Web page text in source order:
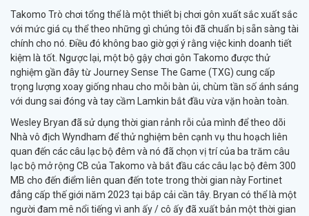
Takomo Trò chơi tổng thể là một thiết bị chơi gôn xuất sắc xuất sắc
với mức giá cụ thể theo những gì chúng tôi đã chuẩn bị sẵn sàng tài
chính cho nó. Điều đó không bao giờ gợi ý rằng việc kinh doanh tiết
kiệm là tốt. Ngược lại, một bộ gậy chơi gôn Takomo được thử
nghiệm gần đây từ Journey Sense The Game (TXG) cung cấp
trọng lượng xoay giống nhau cho mỗi bàn ủi, chùm tần số ánh sáng
với dung sai đóng và tay cầm Lamkin bắt đầu vừa vặn hoàn toàn.
Wesley Bryan đã sử dụng thời gian rảnh rỗi của mình để theo dõi
Nhà vô địch Wyndham để thử nghiệm bên cạnh vụ thu hoạch liên
quan đến các câu lạc bộ đêm và nó đã chọn vị trí của ba trăm câu
lạc bộ mở rộng CB của Takomo và bắt đầu các câu lạc bộ đêm 300
MB cho đến điểm liên quan đến tote trong thời gian này Fortinet
đẳng cấp thế giới năm 2023 tại bắp cải cần tây. Bryan có thể là một
người đam mê nổi tiếng vì anh ấy / cô ấy đã xuất bản một thời gian